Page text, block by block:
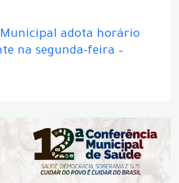
Municipal adota horário
na segunda-feira –